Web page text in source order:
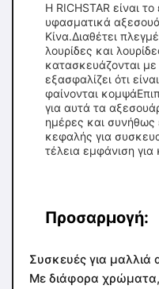
Η RICHSTAR είναι
υφασματικά
Κίνα.Διαθέτει
λουρίδες και
κατασκευάζονται
εξασφαλίζει ότι
φαίνονται
για αυτά τα
ημέρες και συνήθως
κεφαλής για
τέλεια εμφάνιση
Προσαρμογή:
Συσκευές για
Με διάφορα χρώματα,